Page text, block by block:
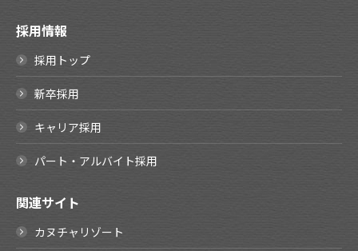
採用情報
採用トップ
新卒採用
キャリア採用
パート・アルバイト採用
関連サイト
カヌチャリゾート